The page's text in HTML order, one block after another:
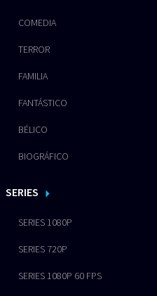
COMEDIA
TERROR
FAMILIA
FANTÁSTICO
BÉLICO
BIOGRÁFICO
SERIES
SERIES 1080P
SERIES 720P
SERIES 1080P 60 FPS